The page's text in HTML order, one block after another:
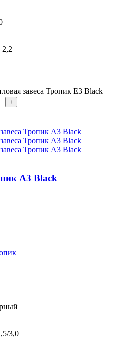
завеса Тропик E3 Black
А3 Black
3,0